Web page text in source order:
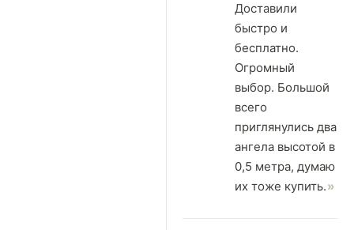
Доставили
быстро и
бесплатно.
Огромный
выбор. Большой
всего
приглянулись два
ангела высотой в
0,5 метра, думаю
их тоже купить.